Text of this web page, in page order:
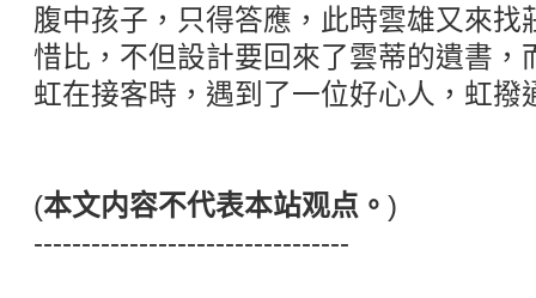
腹中孩子，只得答應，此時雲雄又來找
惜比，不但設計要回來了雲蒂的遺書，
虹在接客時，遇到了一位好心人，虹
(本文内容不代表本站观点。 )
---------------------------------